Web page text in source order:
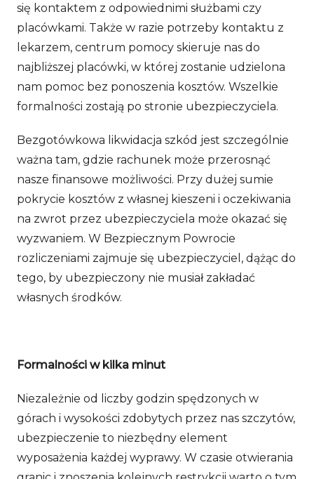
się kontaktem z odpowiednimi służbami czy
placówkami. Także w razie potrzeby kontaktu z
lekarzem, centrum pomocy skieruje nas do
najbliższej placówki, w której zostanie udzielona
nam pomoc bez ponoszenia kosztów. Wszelkie
formalności zostają po stronie ubezpieczyciela.
Bezgotówkowa likwidacja szkód jest szczególnie
ważna tam, gdzie rachunek może przerosnąć
nasze finansowe możliwości. Przy dużej sumie
pokrycie kosztów z własnej kieszeni i oczekiwania
na zwrot przez ubezpieczyciela może okazać się
wyzwaniem. W Bezpiecznym Powrocie
rozliczeniami zajmuje się ubezpieczyciel, dążąc do
tego, by ubezpieczony nie musiał zakładać
własnych środków.
Formalności w kilka minut
Niezależnie od liczby godzin spędzonych w
górach i wysokości zdobytych przez nas szczytów,
ubezpieczenie to niezbędny element
wyposażenia każdej wyprawy. W czasie otwierania